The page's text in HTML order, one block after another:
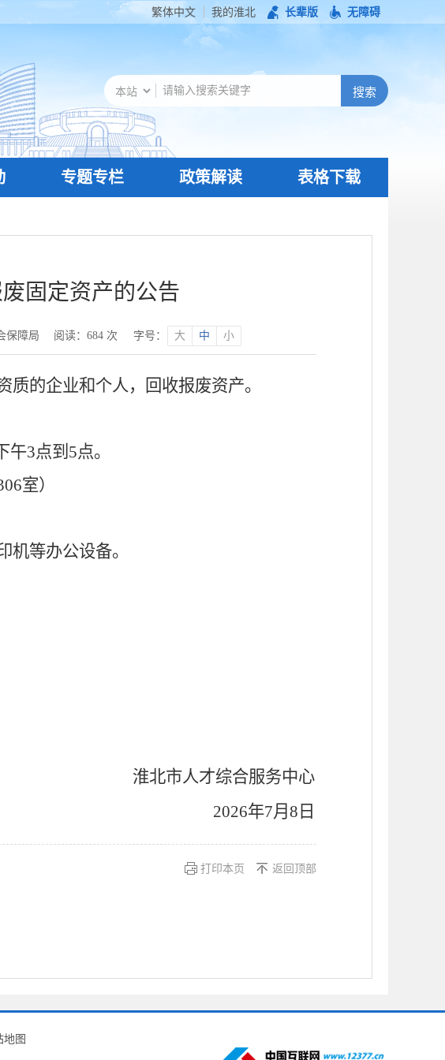
繁体中文 我的淮北 长辈版 无障碍
专题专栏 政策解读 表格下载
固定资产的公告
保障局 阅读： 684 次 字号： 大 中 小
的企业和个人，回收报废资产。
午3点到5点。
室）
等办公设备。
淮北市人才综合服务中心
2026年7月 8 日
打印本页 返回顶部
地图